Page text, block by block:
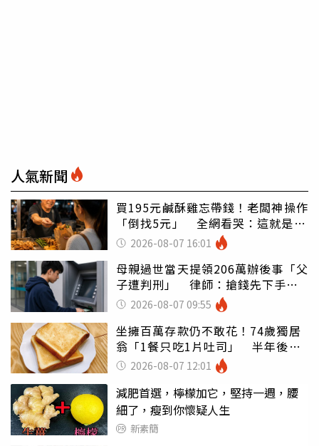
人氣新聞
買195元鹹酥雞忘帶錢！老闆神操作
「倒找5元」 全網看哭：這就是台
灣 2026-08-07 16:01
母親過世當天提領206萬辦後事「父
子遭判刑」 律師：搶錢先下手是
罪 2026-08-07 09:55
坐擁百萬存款仍不敢花！74歲獨居
翁「1餐只吃1片吐司」 半年後暴
瘦嚇壞女兒
2026-08-07 12:01
減肥首選，檸檬加它，堅持一週，腰
細了，瘦到你懷疑人生
新素簡